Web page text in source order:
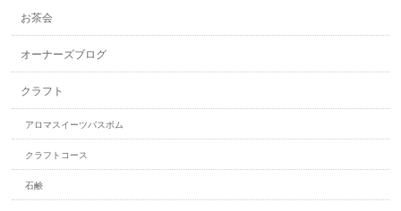
お茶会
オーナーズブログ
クラフト
アロマスイーツバスボム
クラフトコース
石鹸